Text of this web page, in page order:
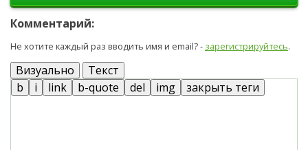
Комментарий:
Не хотите каждый раз вводить имя и email? - зарегистрируйтесь.
Визуально Текст